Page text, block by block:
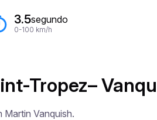
3.5segundo
0-100 km/h
Tropez–
Vanquish.